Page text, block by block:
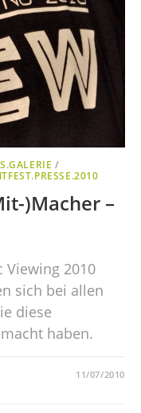
/
)Macher –
Viewing 2010
sich bei allen
diese
haben.
11/07/2010